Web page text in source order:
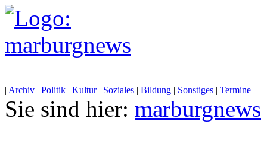
| Archiv | Politik | Kultur| Soziales | Bildung | Sonstiges | Termine |
Sie sind hier: marburgnews